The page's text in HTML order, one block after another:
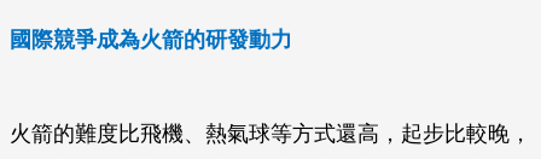
國際競爭成為火箭的研發動力
火箭的難度比飛機、熱氣球等方式還高，起步比較晚，